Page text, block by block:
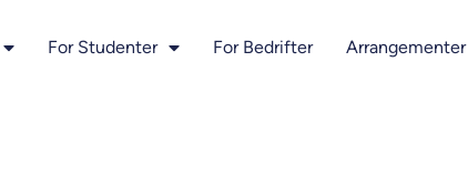
For Studenter For Bedrifter Arrangementer